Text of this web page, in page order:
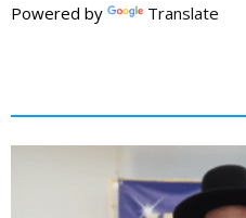
Powered by Translate